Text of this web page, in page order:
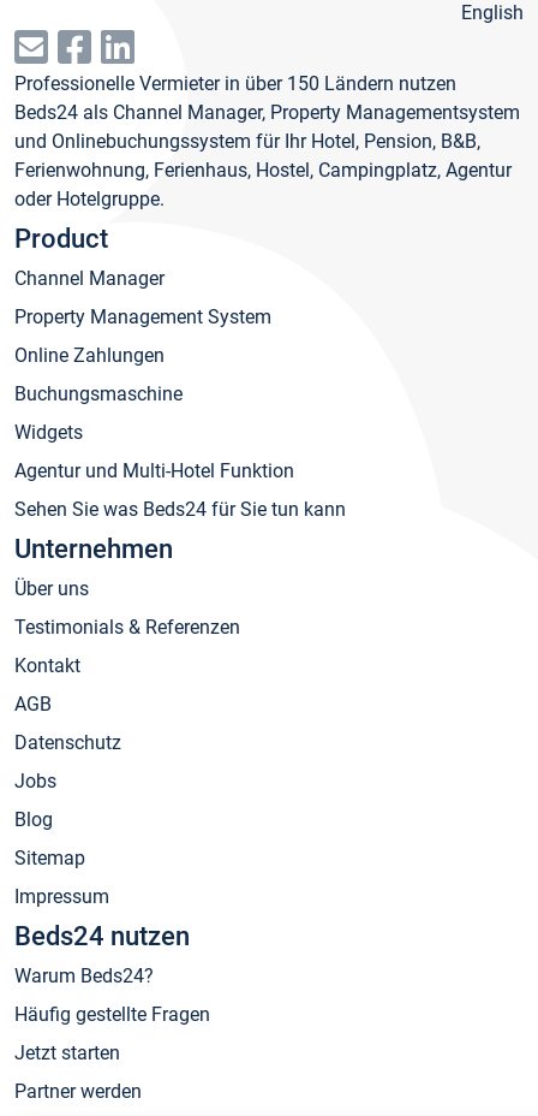
English
Professionelle Vermieter in über 150 Ländern nutzen
Beds24 als Channel Manager, Property Managementsystem
und Onlinebuchungssystem für Ihr Hotel, Pension, B&B,
Ferienwohnung, Ferienhaus, Hostel, Campingplatz, Agentur
oder Hotelgruppe.
Product
Channel Manager
Property Management System
Online Zahlungen
Buchungsmaschine
Widgets
Agentur und Multi-Hotel Funktion
Sehen Sie was Beds24 für Sie tun kann
Unternehmen
Über uns
Testimonials & Referenzen
Kontakt
AGB
Datenschutz
Jobs
Blog
Sitemap
Impressum
Beds24 nutzen
Warum Beds24?
Häufig gestellte Fragen
Jetzt starten
Partner werden